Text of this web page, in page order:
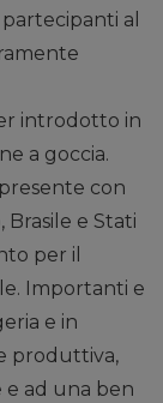
al
introdotto in
a goccia.
con
Brasile e Stati
per il
Importanti e
e in
produttiva,
e ad una ben